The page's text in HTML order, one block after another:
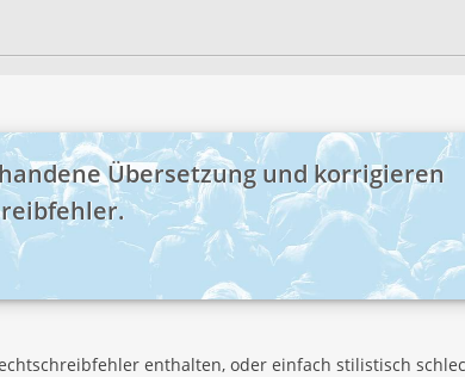
Übersetzung und korrigieren
enthalten, oder einfach stilistisch